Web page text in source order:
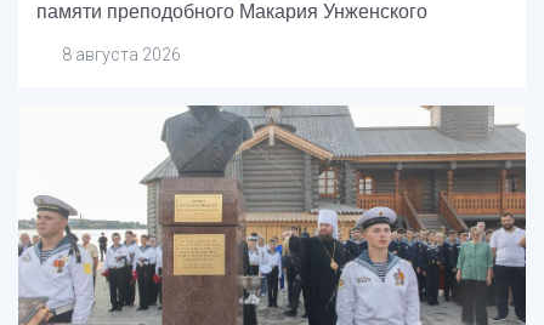
памяти преподобного Макария Унженского
8 августа 2026